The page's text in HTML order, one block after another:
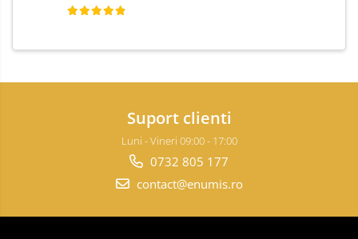
Suport clienti
Luni - Vineri 09:00 - 17:00
0732 805 177
contact@enumis.ro